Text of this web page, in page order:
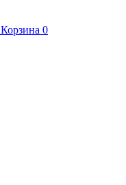
Корзина 0